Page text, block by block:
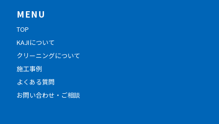
MENU
TOP
KAJIについて
クリーニングについて
施工事例
よくある質問
お問い合わせ・ご相談